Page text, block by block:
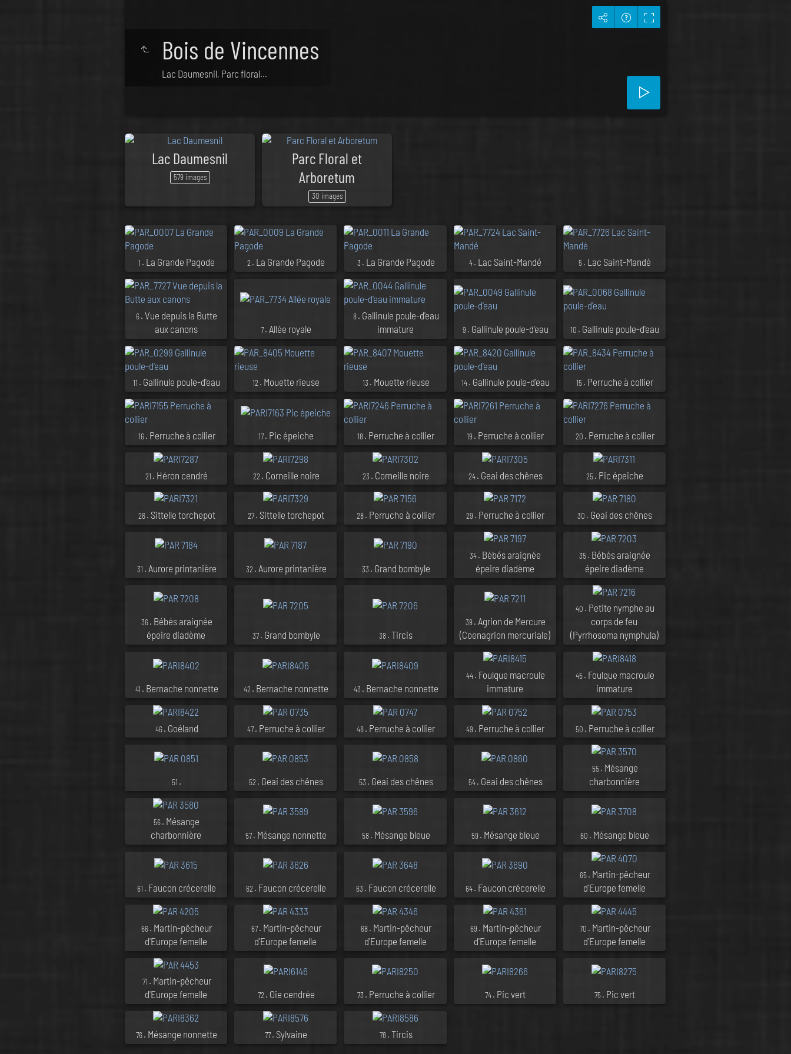
Bois de Vincennes
Lac Daumesnil, Parc floral...
Lac Daumesnil
579 images
Parc Floral et
Arboretum
30 images
1 . La Grande Pagode 2 . La Grande Pagode 3 . La Grande Pagode 4. Lac Saint-Mandé 5. Lac Saint-Mandé
6. Vue depuis la Butte
aux canons
7. Allée royale
8 . Gallinule poule-d'eau
immature
9 . Gallinule poule-d'eau 10 . Gallinule poule-d'eau
11 . Gallinule poule-d'eau 12. Mouette rieuse 13 . Mouette rieuse 14 . Gallinule poule-d'eau 15. Perruche à collier
16 . Perruche à collier 17. Pic épeiche 18. Perruche à collier 19 . Perruche à collier 20 . Perruche à collier
21 . Héron cendré 22 . Corneille noire 23 . Corneille noire 24 . Geai des chênes 25. Pic épeiche
26 . Sittelle torchepot 27. Sittelle torchepot 28. Perruche à collier 29 . Perruche à collier 30 . Geai des chênes
31 . Aurore printanière 32 . Aurore printanière 33 . Grand bombyle
34. Bébés araignée
épeire diadème
35. Bébés araignée
épeire diadème
36 . Bébés araignée
épeire diadème
37 . Grand bombyle 38. Tircis
39 . Agrion de Mercure
(Coenagrion mercuriale)
40 . Petite nymphe au
corps de feu
(Pyrrhosoma nymphula)
41 . Bernache nonnette 42 . Bernache nonnette 43 . Bernache nonnette
44 . Foulque macroule
immature
45. Foulque macroule
immature
46 . Goéland 47. Perruche à collier 48. Perruche à collier 49 . Perruche à collier 50 . Perruche à collier
51 . 52 . Geai des chênes 53 . Geai des chênes 54 . Geai des chênes
55. Mésange
charbonnière
56. Mésange
charbonnière
57. Mésange nonnette 58 . Mésange bleue 59 . Mésange bleue 60 . Mésange bleue
61 . Faucon crécerelle 62. Faucon crécerelle 63 . Faucon crécerelle 64 . Faucon crécerelle
65. Martin-pêcheur
d'Europe femelle
66. Martin-pêcheur
d'Europe femelle
67 . Martin-pêcheur
d'Europe femelle
68 . Martin-pêcheur
d'Europe femelle
69 . Martin-pêcheur
d'Europe femelle
70 . Martin-pêcheur
d'Europe femelle
71 . Martin-pêcheur
d'Europe femelle
72 . Oie cendrée 73 . Perruche à collier 74. Pic vert 75. Pic vert
76. Mésange nonnette 77. Sylvaine 78 . Tircis